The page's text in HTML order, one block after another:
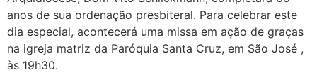
anos de sua ordenação presbiteral. Para celebrar este
dia especial, acontecerá uma missa em ação de graças
na igreja matriz da Paróquia Santa Cruz, em São José ,
às 19h30.